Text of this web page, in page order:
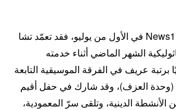
ووفقًا لما نشرته قناة News1 في الأول من يوليو، فقد تعمّد تشا
الشهر الماضي أثناء خدمته
برتبة عريف في الفرقة الموسيقية التابعة
(وحدة العزف)، وقد شارك في حفل أقيم
الدينية، وتلقى سرّ المعمودية،